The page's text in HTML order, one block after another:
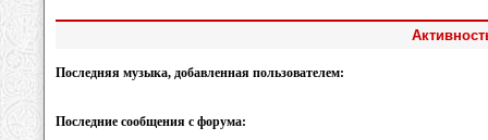
Последняя музыка, добавленная пользователем:
Последние сообщения с форума: